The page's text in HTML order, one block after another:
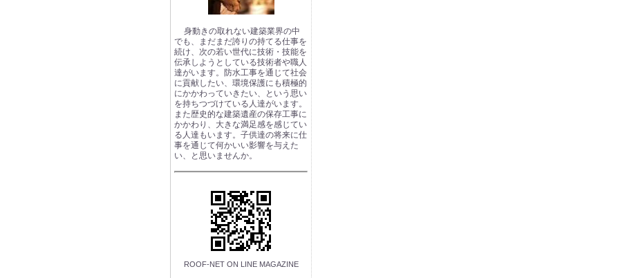
身動きの取れない建築業界の中
でも、まだまだ誇りの持てる仕事を
続け、次の若い世代に技術・技能を
伝承しようとしている技術者や職人
達がいます。防水工事を通じて社会
に貢献したい、環境保護にも積極的
にかかわっていきたい、という思い
を持ちつづけている人達がいます。
また歴史的な建築遺産の保存工事に
かかわり、大きな満足感を感じてい
る人達もいます。子供達の将来に仕
事を通じて何かいい影響を与えた
い、と思いませんか。
ROOF-NET ON LINE MAGAZINE